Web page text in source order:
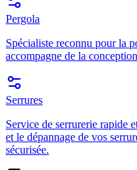
Pergola
Spécialiste reconnu pour la
accompagne de la
Serrures
Service de serrurerie rapide
et le dépannage de vos
sécurisée.